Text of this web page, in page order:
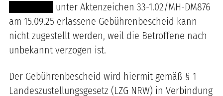
unter Aktenzeichen 33-1.02/MH-DM876
am 15.09.25 erlassene Gebührenbescheid kann
nicht zugestellt werden, weil die Betroffene nach
unbekannt verzogen ist.
Der Gebührenbescheid wird hiermit gemäß § 1
Landeszustellungsgesetz (LZG NRW) in Verbindung